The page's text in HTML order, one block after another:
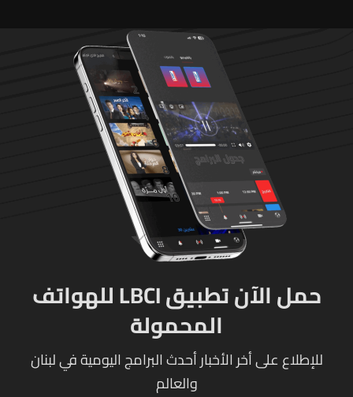
حمل الآن تطبيق LBCI للهواتف
المحمولة
للإطلاع على أخر الأخبار أحدث البرامج اليومية في لبنان
والعالم